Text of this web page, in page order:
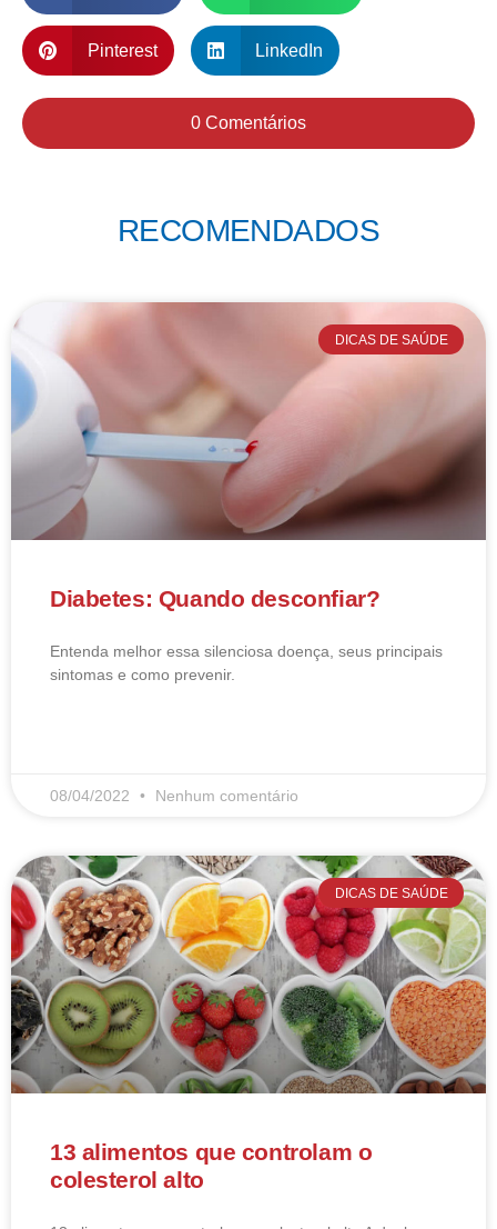
Pinterest LinkedIn
0 Comentários
RECOMENDADOS
DICAS DE SAÚDE
Diabetes: Quando desconfiar?
Entenda melhor essa silenciosa doença, seus principais
sintomas e como prevenir.
08/04/2022 Nenhum comentário
DICAS DE SAÚDE
13 alimentos que controlam o
colesterol alto